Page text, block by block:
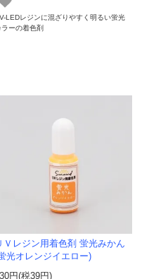
LEDレジンに混ざりやすく明るい蛍光
ラーの着色剤
Ｖレジン用着色剤 蛍光みかん
光オレンジイエロー)
円(税39円)